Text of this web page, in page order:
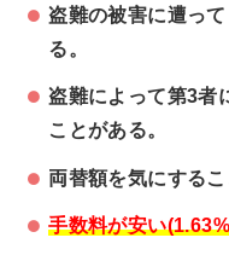
盗難の被害に遭っ
る。
盗難によって第3者
ことがある。
両替額を気にする
手数料が安い